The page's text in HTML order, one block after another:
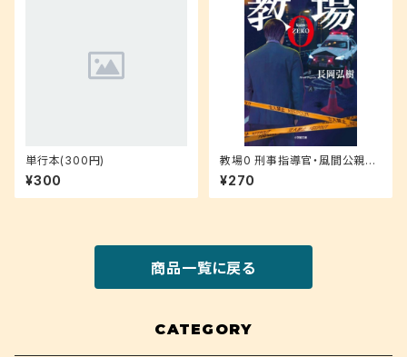
単行本(300円)
¥300
教場0 刑事指導官・風間公親
(小学館文庫 な 17-4)
¥270
商品一覧に戻る
CATEGORY